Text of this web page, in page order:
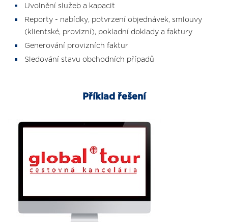
Uvolnění služeb a kapacit
Reporty - nabídky, potvrzení objednávek, smlouvy
(klientské, provizní), pokladní doklady a faktury
Generování provizních faktur
Sledování stavu obchodních případů
Příklad řešení